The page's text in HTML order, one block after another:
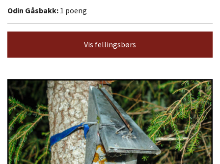
Odin Gåsbakk: 1 poeng
Vis fellingsbørs